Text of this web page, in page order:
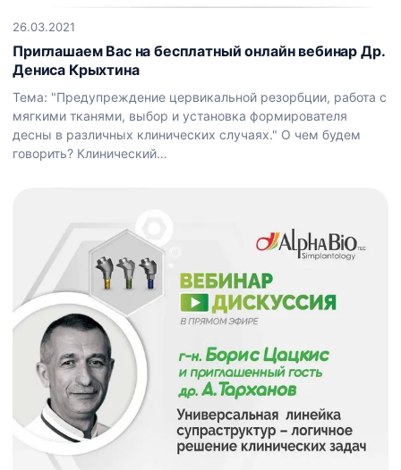
26.03.2021
Приглашаем Вас на бесплатный онлайн вебинар Др.
Дениса Крыхтина
Тема: "Предупреждение цервикальной резорбции, работа с
мягкими тканями, выбор и установка формирователя
десны в различных клинических случаях." О чем будем
говорить? Клинический…